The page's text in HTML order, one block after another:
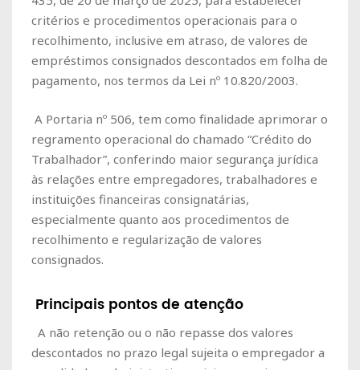
critérios e procedimentos operacionais para o
recolhimento, inclusive em atraso, de valores de
empréstimos consignados descontados em folha de
pagamento, nos termos da Lei nº 10.820/2003.
A Portaria nº 506, tem como finalidade aprimorar o
regramento operacional do chamado “Crédito do
Trabalhador”, conferindo maior segurança jurídica
às relações entre empregadores, trabalhadores e
instituições financeiras consignatárias,
especialmente quanto aos procedimentos de
recolhimento e regularização de valores
consignados.
Principais pontos de atenção
A não retenção ou o não repasse dos valores
descontados no prazo legal sujeita o empregador a